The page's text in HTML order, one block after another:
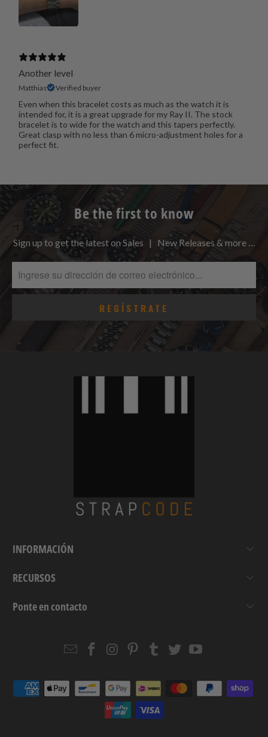
Another level
Matthias Verified buyer
Even when this bracelet costs as much as the watch it is
intended for, it is a great upgrade for my Ray II. The stock
bracelet is to wide for the watch and this tapers perfectly.
Great clasp with no less than 6 micro-adjustment holes for a
perfect fit.
Be the first to know
Sign up to get the latest on Sales | New Releases & more …
INFORMACIÓN
RECURSOS
Ponte en contacto
EmailStrapcode
Facebook
Strapcode
Instagram
Strapcode
Pinterest
Strapcode
Tumblr
Strapcode
TwitterYouTube